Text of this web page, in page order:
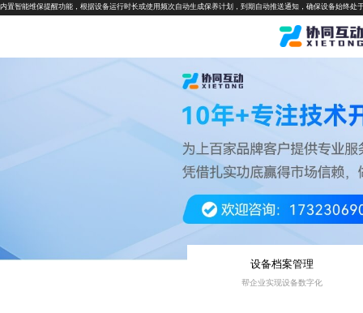
内置智能维保提醒功能，根据设备运行时长或使用频次自动生成保养计划，到期自动推送通知，确保设备始终处
设备档案管理
帮企业实现设备数字化